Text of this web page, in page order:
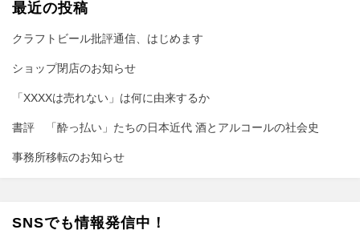
最近の投稿
クラフトビール批評通信、はじめます
ショップ閉店のお知らせ
「XXXXは売れない」は何に由来するか
書評 「酔っ払い」たちの日本近代 酒とアルコールの社会史
事務所移転のお知らせ
SNSでも情報発信中！